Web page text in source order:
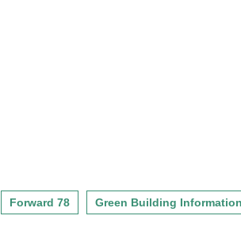
Forward 78 Green Building